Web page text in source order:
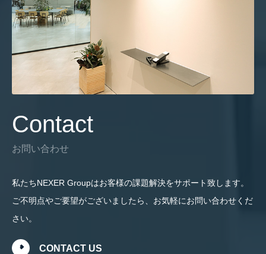
Contact
お問い合わせ
私たちNEXER Groupはお客様の課題解決をサポート致します。
ご不明点やご要望がございましたら、お気軽にお問い合わせくだ
さい。
CONTACT US